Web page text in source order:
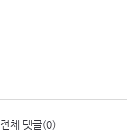
전체 댓글(0)